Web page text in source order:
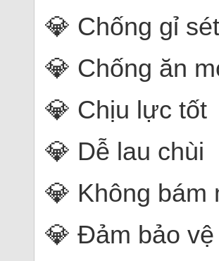
💎 Chống gỉ sét
💎 Chống ăn
💎 Chịu lực tốt
💎 Dễ lau chùi
💎 Không bám
💎 Đảm bảo